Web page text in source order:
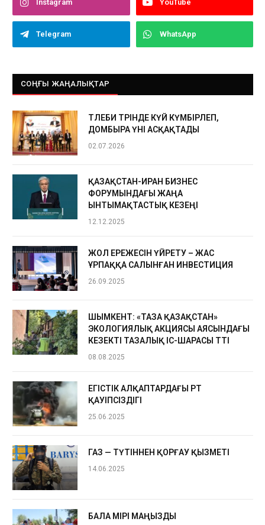
Instagram YouTube
Telegram WhatsApp
СОҢҒЫ ЖАҢАЛЫҚТАР
ТӨЛЕБИ ТӨРІНДЕ КҮЙ КҮМБІРЛЕП,
ДОМБЫРА ҮНІ АСҚАҚТАДЫ
02.07.2026
ҚАЗАҚСТАН-ИРАН БИЗНЕС
ФОРУМЫНДАҒЫ ЖАҢА
ЫНТЫМАҚТАСТЫҚ КЕЗЕҢІ
12.12.2025
ЖОЛ ЕРЕЖЕСІН ҮЙРЕТУ – ЖАС
ҰРПАҚҚА САЛЫНҒАН ИНВЕСТИЦИЯ
26.09.2025
ШЫМКЕНТ: «ТАЗА ҚАЗАҚСТАН»
ЭКОЛОГИЯЛЫҚ АКЦИЯСЫ АЯСЫНДАҒЫ
КЕЗЕКТІ ТАЗАЛЫҚ ІС-ШАРАСЫ ӨТТІ
08.08.2025
ЕГІСТІК АЛҚАПТАРДАҒЫ ӨРТ
ҚАУІПСІЗДІГІ
25.06.2025
ГАЗ — ТҮТІННЕН ҚОРҒАУ ҚЫЗМЕТІ
14.06.2025
БАЛА ӨМІРІ МАҢЫЗДЫ